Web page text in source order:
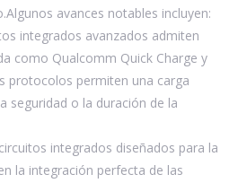
avances notables incluyen:
integrados avanzados admiten
como Qualcomm Quick Charge y
protocolos permiten una carga
seguridad o la duración de la
integrados diseñados para la
la integración perfecta de las